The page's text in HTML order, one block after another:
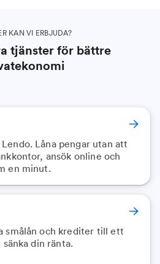
KAN VI ERBJUDA?
tjänster för bättre
Låna pengar utan att
ansök online och
en minut.
smålån och krediter till ett
din ränta.